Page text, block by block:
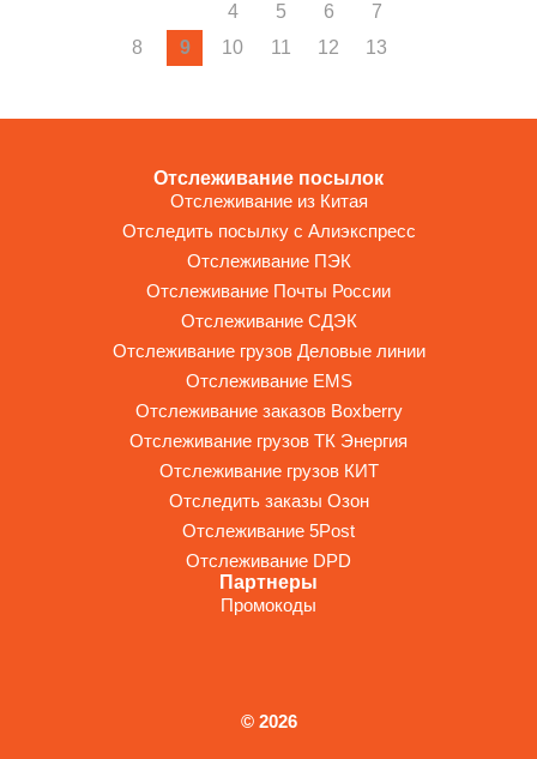
4 5 6
7
8
9 10 11 12 13
Отслеживание посылок
Отслеживание из Китая
Отследить посылку с Алиэкспресс
Отслеживание ПЭК
Отслеживание Почты России
Отслеживание СДЭК
Отслеживание грузов Деловые линии
Отслеживание EMS
Отслеживание заказов Boxberry
Отслеживание грузов ТК Энергия
Отслеживание грузов КИТ
Отследить заказы Озон
Отслеживание 5Post
Отслеживание DPD
Партнеры
Промокоды
© 2026